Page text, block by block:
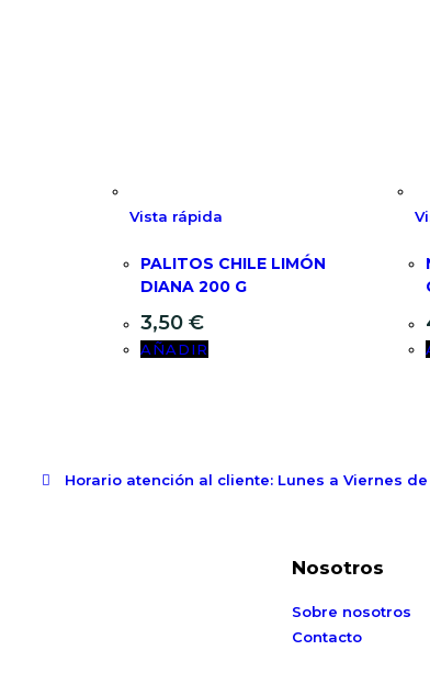
Vista rápida
PALITOS CHILE LIMÓN
DIANA 200 G
3,50 €
AÑADIR
Horario atención al cliente: Lunes a Viernes de
Nosotros
Sobre nosotros
Contacto